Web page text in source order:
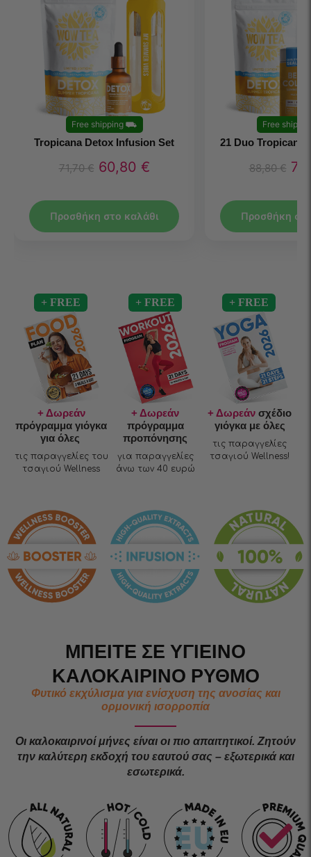
Free shipping⛟
Tropicana Detox Infusion Set
71,70€ 60,80 €
Προσθήκη στο καλάθι
Free
21 Duo Tropicana
88,80€
Προσθήκη
+ Δωρεάν
πρόγραμμα γιόγκα
για όλες
τις παραγγελίες του
τσαγιού Wellness
+ Δωρεάν
πρόγραμμα
προπόνησης
για παραγγελίες
άνω των 40 ευρώ
+ Δωρεάνσχέδιο
γιόγκα με όλες
τις παραγγελίες
τσαγιού Wellness!
ΜΠΕΊΤΕ ΣΕ ΥΓΙΕΙΝΌ
ΚΑΛΟΚΑΙΡΙΝΌ ΡΥΘΜΌ
Φυτικό εκχύλισμα για ενίσχυση της ανοσίας και
ορμονική ισορροπία
Οι καλοκαιρινοί μήνες είναι οι πιο απαιτητικοί. Ζητούν
την καλύτερη εκδοχή του εαυτού σας – εξωτερικά και
εσωτερικά.